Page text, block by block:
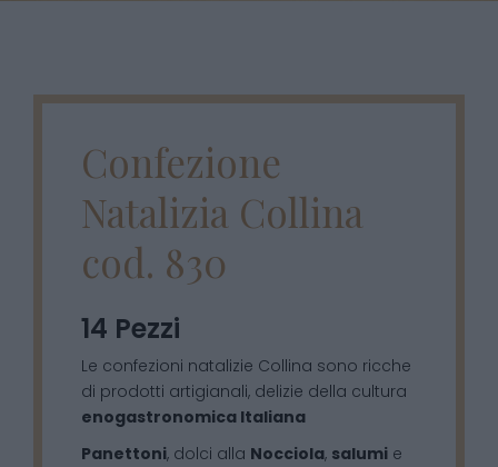
Confezione
Natalizia Collina
cod. 830
14 Pezzi
Le confezioni natalizie Collina sono ricche
di prodotti artigianali, delizie della cultura
enogastronomica Italiana
Panettoni, dolci alla Nocciola, salumi e